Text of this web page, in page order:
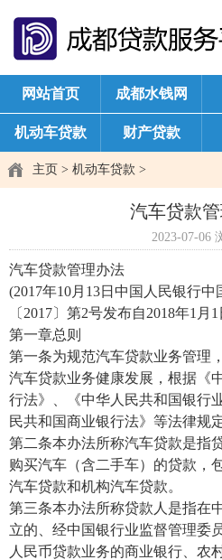
网站首页 成都水钱网
机动车贷款 财产贷款
主页 > 机动车贷款 >
汽车贷款
2023-07-06
汽车贷款管理办法
(2017年10月13日中国人民银行
〔2017〕第2号发布自2018年1月
第一章总则
第一条为规范汽车贷款业务管理
汽车贷款业务健康发展，根据《
行法》、《中华人民共和国银行
民共和国商业银行法》等法律规
第二条本办法所称汽车贷款是指
购买汽车（含二手车）的贷款，
汽车贷款和机构汽车贷款。
第三条本办法所称贷款人是指在
立的、经中国银行业监督管理委
人民币贷款业务的商业银行、农